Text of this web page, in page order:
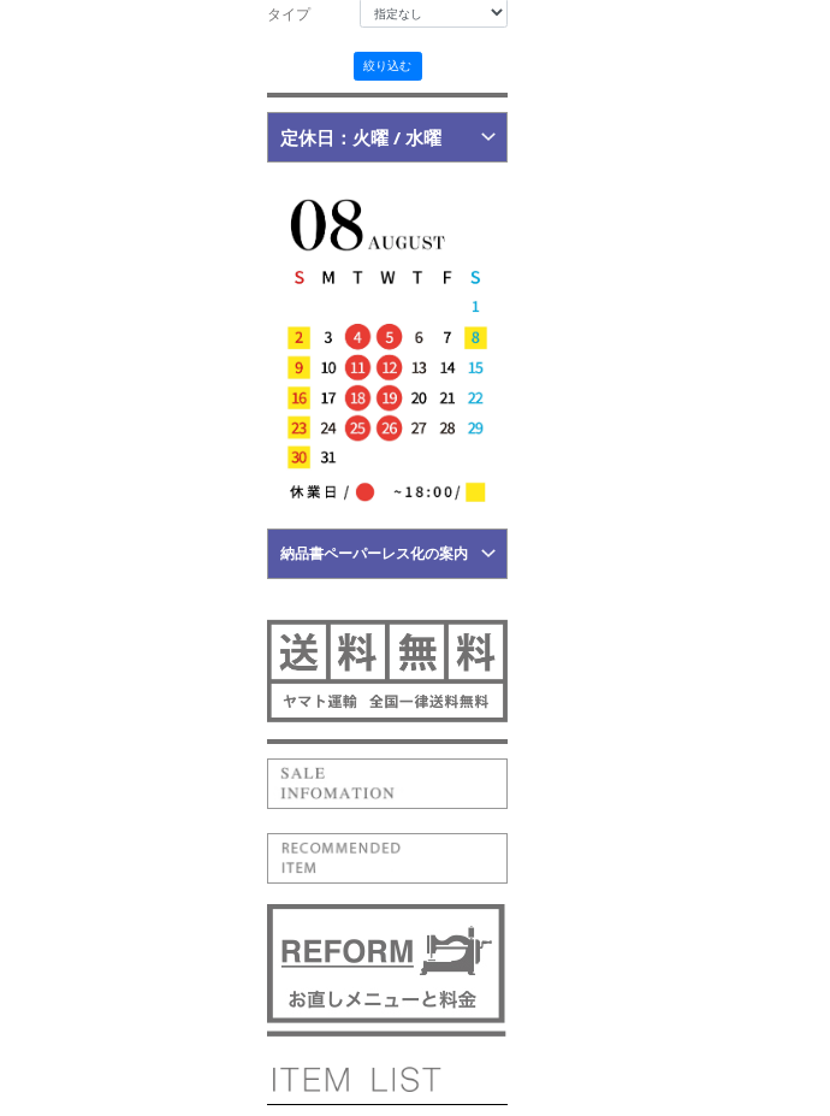
5月24日
NEW ARRIVALS 2026
"MESSYWEEKEND" 新作 アイテム
5月23日
NEW ARRIVALS 2026 "MAURO
de BARI" 新作 アイテム 計3型 入
5月22日
NEW ARRIVALS 2026 "Tintoria
Mattei" 新作 アイテム 計2型 入
NEW ARRIVALS 2026 "BRIGLIA
1949" 新作 アイテム 計3型 入荷!!
5月18日
NEW ARRIVALS 2026 "HERNO"
新作 アイテム 計2型 入荷!!
5月17日
NEW ARRIVALS 2026 "FILIPPO DE
LAURENTIIS" 新作 アイテム 計2
5月16日
NEW ARRIVALS 2026 "YANUK" 新
5月15日
NEW ARRIVALS 2026 "BRIGLIA
1949" 新作 アイテム 計1型 入荷!!
NEW ARRIVALS 2026
"giabsarchivio" 新作 アイテム 計
1型 入荷!!
5月14日
NEW ARRIVALS 2026 "PT
TORINO" 新作 アイテム 計2型 入
NEW ARRIVALS 2026 "BERWICH"
新作 アイテム 計1型 入荷!!
5月11日
NEW ARRIVALS 2026 "WILLIAM"
新作 アイテム 計1型 入荷!!
NEW ARRIVALS 2026 "luccicare
ORIGINAL" 新作 アイテム 計1型
入荷!!
NEW ARRIVALS 2026 "ALBERTO
荷!!
5月10日
タイプ
絞り込む
定休日：火曜 / 水曜
納品書ペーパーレス化の案内